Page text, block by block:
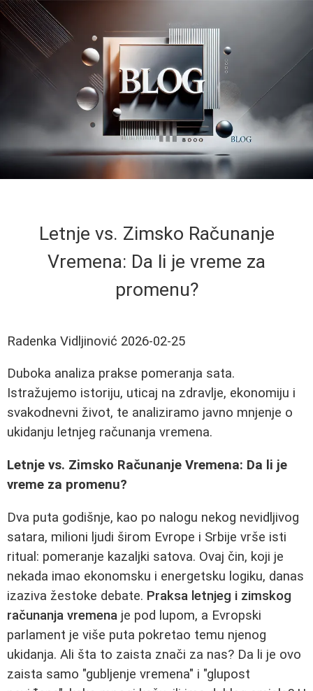
Letnje vs. Zimsko Računanje
Vremena: Da li je vreme za
promenu?
Radenka Vidljinović 2026-02-25
Duboka analiza prakse pomeranja sata.
Istražujemo istoriju, uticaj na zdravlje, ekonomiju i
svakodnevni život, te analiziramo javno mnjenje o
ukidanju letnjeg računanja vremena.
Letnje vs. Zimsko Računanje Vremena: Da li je
vreme za promenu?
Dva puta godišnje, kao po nalogu nekog nevidljivog
satara, milioni ljudi širom Evrope i Srbije vrše isti
ritual: pomeranje kazaljki satova. Ovaj čin, koji je
nekada imao ekonomsku i energetsku logiku, danas
izaziva žestoke debate. Praksa letnjeg i zimskog
računanja vremena je pod lupom, a Evropski
parlament je više puta pokretao temu njenog
ukidanja. Ali šta to zaista znači za nas? Da li je ovo
zaista samo "gubljenje vremena" i "glupost